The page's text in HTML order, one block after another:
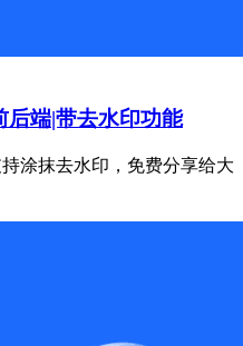
后端|带去水印功能
涂抹去水印，免费分享给大